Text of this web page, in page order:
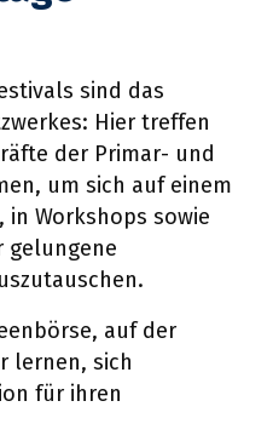
sind das
Hier treffen
der Primar- und
um sich auf einem
Workshops sowie
gelungene
auf der
lernen, sich
für ihren